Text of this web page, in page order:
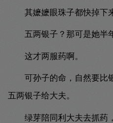
其嬷嬷眼珠子都快掉下
五两银子？那可是她半
这才两服药啊。
可孙子的命，自然要比
五两银子给大夫。
绿芽陪同利大夫去抓药